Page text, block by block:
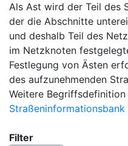
Als Ast wird der Teil des
der die Abschnitte
und deshalb Teil des
im Netzknoten
Festlegung von Ästen
des aufzunehmenden
Weitere Begriffsdefinition
Straßeninformationsbank
Filter